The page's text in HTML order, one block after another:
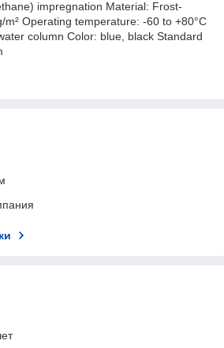
impregnation Material: Frost-
m² Operating temperature: -60 to +80°C
column Color: blue, black Standard